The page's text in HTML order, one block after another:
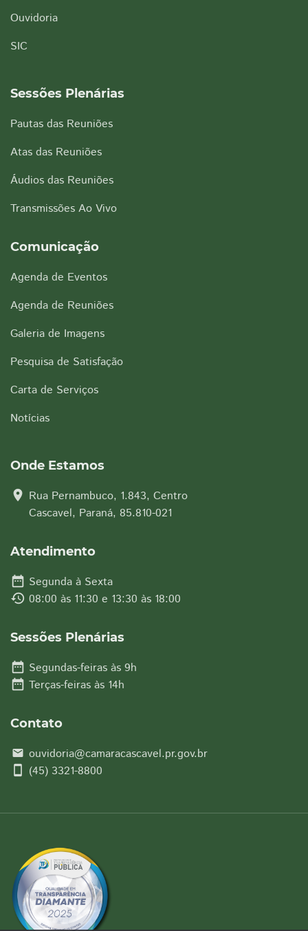
Ouvidoria
SIC
Sessões Plenárias
Pautas das Reuniões
Atas das Reuniões
Áudios das Reuniões
Transmissões Ao Vivo
Comunicação
Agenda de Eventos
Agenda de Reuniões
Galeria de Imagens
Pesquisa de Satisfação
Carta de Serviços
Notícias
Onde Estamos
location_on Rua Pernambuco, 1.843, Centro
Cascavel, Paraná, 85.810-021
Atendimento
date_range Segunda à Sexta
history 08:00 às 11:30 e 13:30 às 18:00
Sessões Plenárias
date_range Segundas-feiras às 9h
date_range Terças-feiras às 14h
Contato
email ouvidoria@camaracascavel.pr.gov.br
smartphone (45) 3321-8800